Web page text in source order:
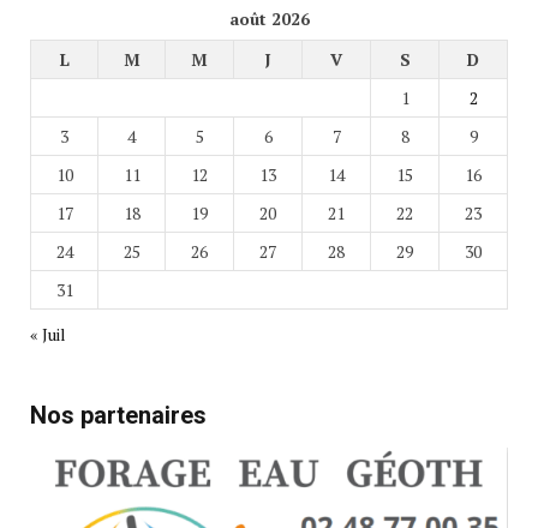
août 2026
L
M M J V S
D
1
2
3
4 5 6 7 8
9
10
11 12 13 14 15
16
17
18 19 20 21 22
23
24
25 26 27 28 29
30
31
« Juil
Nos partenaires